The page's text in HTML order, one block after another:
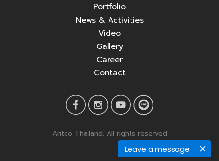
Leave a message
Portfolio
News & Activities
Video
Gallery
Career
Contact
Aritco Thailand. All rights reserved